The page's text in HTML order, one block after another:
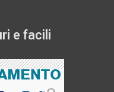
e facili